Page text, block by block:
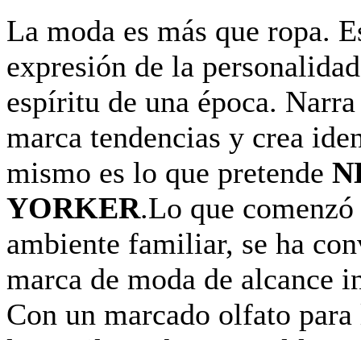
La moda es más que ropa.
expresión de la
espíritu de una época.
marca tendencias y crea
mismo es lo que pretende
YORKER.Lo que comenzó
ambiente familiar, se ha
marca de moda de alcance
Con un marcado olfato para